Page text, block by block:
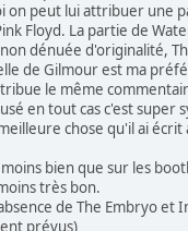
on peut lui attribuer une
Floyd. La partie de
dénuée d'originalité,
de Gilmour est ma
le même
en tout cas c'est super
chose qu'il ai écrit
bien que sur les
très bon.
de The Embryo et
prévus)